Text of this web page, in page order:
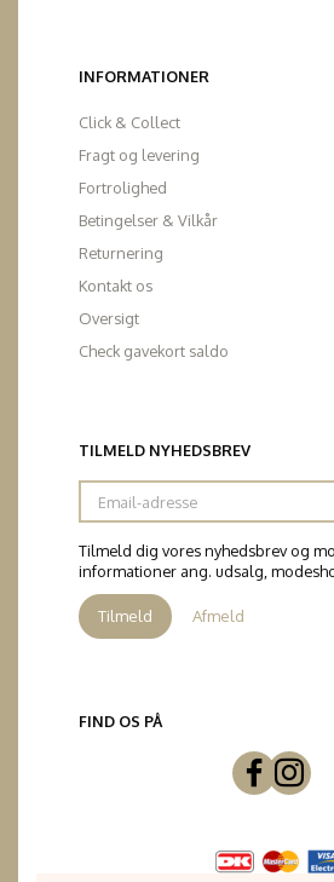
INFORMATIONER
Click & Collect
Fragt og levering
Fortrolighed
Betingelser & Vilkår
Returnering
Kontakt os
Oversigt
Check gavekort saldo
TILMELD NYHEDSBREV
Email-
adresse
Tilmeld dig vores nyhedsbrev og
informationer ang. udsalg,
Tilmeld Afmeld
FIND OS PÅ